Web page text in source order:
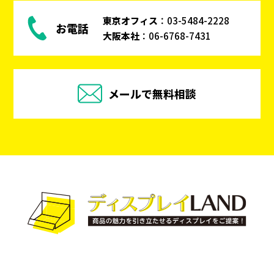
お電話 東京オフィス ： 03-5484-2228
大阪本社： 06-6768-7431
メールで無料相談